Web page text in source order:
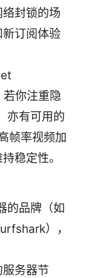
封锁的场
订阅体验
你注重隐
亦有可用的
帧率视频加
稳定性。
的品牌（如
），
务器节